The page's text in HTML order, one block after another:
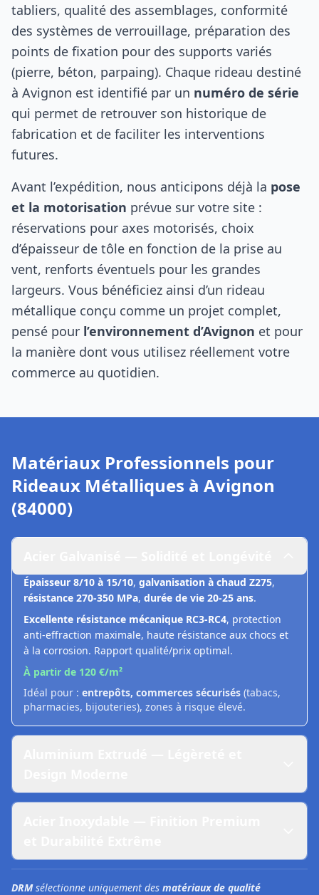
tabliers, qualité des assemblages, conformité
des systèmes de verrouillage, préparation des
points de fixation pour des supports variés
(pierre, béton, parpaing). Chaque rideau destiné
à Avignon est identifié par un numéro de série
qui permet de retrouver son historique de
fabrication et de faciliter les interventions
futures.
Avant l’expédition, nous anticipons déjà la pose
et la motorisation prévue sur votre site :
réservations pour axes motorisés, choix
d’épaisseur de tôle en fonction de la prise au
vent, renforts éventuels pour les grandes
largeurs. Vous bénéficiez ainsi d’un rideau
métallique conçu comme un projet complet,
pensé pour l’environnement d’Avignon et pour
la manière dont vous utilisez réellement votre
commerce au quotidien.
Matériaux Professionnels pour
Rideaux Métalliques à Avignon
(84000)
Épaisseur 8/10 à 15/10, galvanisation à chaud Z275,
résistance 270-350 MPa, durée de vie 20-25 ans.
Excellente résistance mécanique RC3-RC4, protection
anti-effraction maximale, haute résistance aux chocs et
à la corrosion. Rapport qualité/prix optimal.
À partir de 120 €/m²
Idéal pour : entrepôts, commerces sécurisés (tabacs,
pharmacies, bijouteries), zones à risque élevé.
DRMsélectionne uniquement des matériaux de qualité